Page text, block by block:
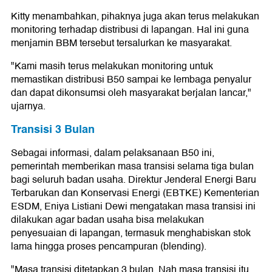
Kitty menambahkan, pihaknya juga akan terus melakukan
monitoring terhadap distribusi di lapangan. Hal ini guna
menjamin BBM tersebut tersalurkan ke masyarakat.
"Kami masih terus melakukan monitoring untuk
memastikan distribusi B50 sampai ke lembaga penyalur
dan dapat dikonsumsi oleh masyarakat berjalan lancar,"
ujarnya.
Transisi 3 Bulan
Sebagai informasi, dalam pelaksanaan B50 ini,
pemerintah memberikan masa transisi selama tiga bulan
bagi seluruh badan usaha. Direktur Jenderal Energi Baru
Terbarukan dan Konservasi Energi (EBTKE) Kementerian
ESDM, Eniya Listiani Dewi mengatakan masa transisi ini
dilakukan agar badan usaha bisa melakukan
penyesuaian di lapangan, termasuk menghabiskan stok
lama hingga proses pencampuran (blending).